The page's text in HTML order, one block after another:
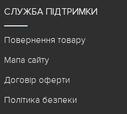
СЛУЖБА ПІДТРИМКИ
Повернення товару
Мапа сайту
Договір оферти
Політика безпеки